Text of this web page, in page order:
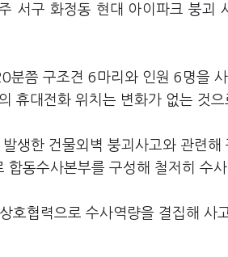
서구 화정동 현대 아이파크 붕괴
쯤 구조견 6마리와 인원 6명을
휴대전화 위치는 변화가 없는 것으
생한 건물외벽 붕괴사고와 관련해
합동수사본부를 구성해 철저히 수
호협력으로 수사역량을 결집해 사